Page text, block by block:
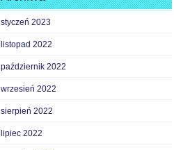
styczeń 2023
listopad 2022
październik 2022
wrzesień 2022
sierpień 2022
lipiec 2022